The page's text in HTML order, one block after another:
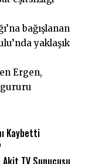
bağışlanan
yaklaşık
Ergen,
gururu
Kaybetti
TV Sunucusu